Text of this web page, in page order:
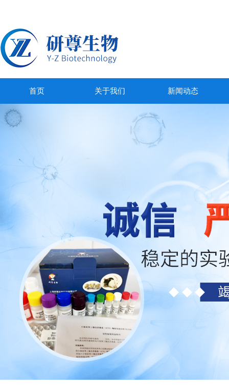
首页 关于我们 新闻动态